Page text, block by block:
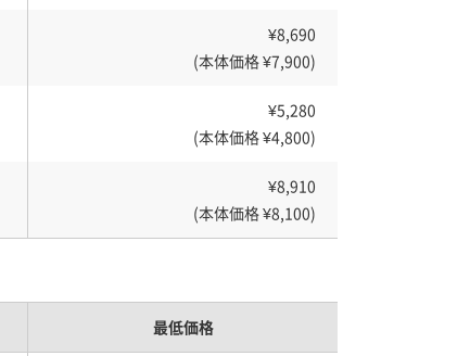
¥8,690
(本体価格 ¥7,900)
¥5,280
(本体価格 ¥4,800)
¥8,910
(本体価格 ¥8,100)
最低価格